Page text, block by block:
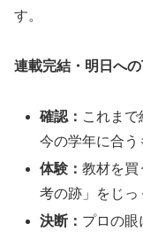
す。
連載完結・明日へ
確認： これま
今の学年に合う
体験：教材を買
考の跡」をじっ
決断： プロの眼